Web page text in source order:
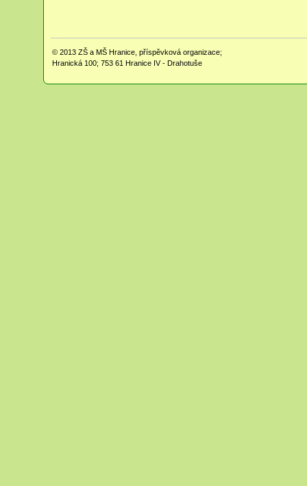
© 2013 ZŠ a MŠ Hranice, příspěvková organizace;
Hranická 100; 753 61 Hranice IV - Drahotuše